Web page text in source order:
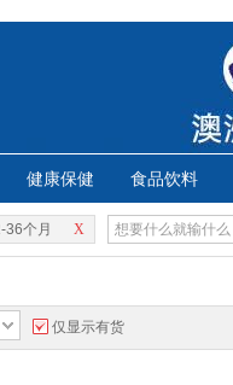
健康保健 食品饮料
X
36个月
仅显示有货